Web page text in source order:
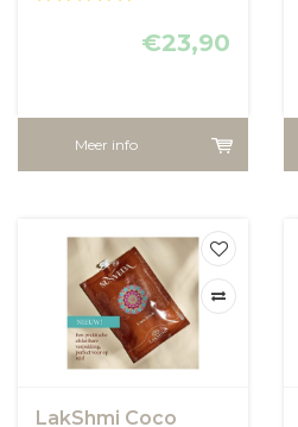
€23,90
Meer info
LakShmi Coco